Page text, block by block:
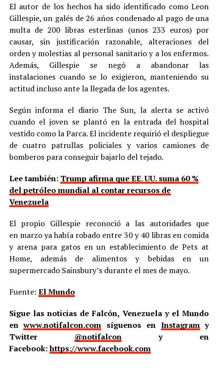
El autor de los hechos ha sido identificado como Leon
Gillespie, un galés de 26 años condenado al pago de una
multa de 200 libras esterlinas (unos 233 euros) por
causar, sin justificación razonable, alteraciones del
orden y molestias al personal sanitario y a los enfermos.
Además, Gillespie se negó a abandonar las
instalaciones cuando se lo exigieron, manteniendo su
actitud incluso ante la llegada de los agentes.
Según informa el diario The Sun, la alerta se activó
cuando el joven se plantó en la entrada del hospital
vestido como la Parca. El incidente requirió el despliegue
de cuatro patrullas policiales y varios camiones de
bomberos para conseguir bajarlo del tejado.
Lee también: Trump afirma que EE. UU. suma 60 %
del petróleo mundial al contar recursos de
Venezuela
El propio Gillespie reconoció a las autoridades que
en marzo ya había robado entre 30 y 40 libras en comida
y arena para gatos en un establecimiento de Pets at
Home, además de alimentos y bebidas en un
supermercado Sainsbury’s durante el mes de mayo.
Fuente: El Mundo
Sigue las noticias de Falcón, Venezuela y el Mundo
enwww.notifalcon.com síguenos en Instagramy
Twitter @notifalcony en
Facebook:https://www.facebook.com